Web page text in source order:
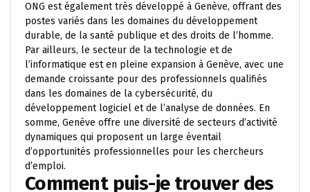
ONG est également très développé à Genève, offrant des
postes variés dans les domaines du développement
durable, de la santé publique et des droits de l’homme.
Par ailleurs, le secteur de la technologie et de
l’informatique est en pleine expansion à Genève, avec une
demande croissante pour des professionnels qualifiés
dans les domaines de la cybersécurité, du
développement logiciel et de l’analyse de données. En
somme, Genève offre une diversité de secteurs d’activité
dynamiques qui proposent un large éventail
d’opportunités professionnelles pour les chercheurs
d’emploi.
Comment puis-je trouver des